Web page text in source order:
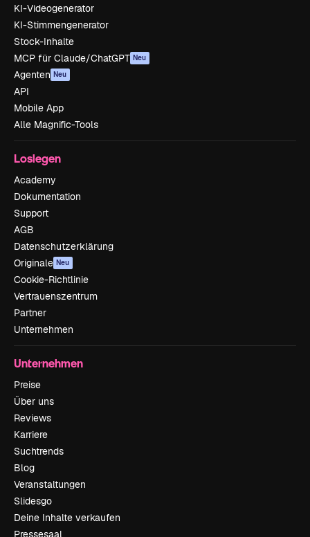
KI-Videogenerator
KI-Stimmengenerator
Stock-Inhalte
MCP für Claude/ChatGPT Neu
Agenten Neu
API
Mobile App
Alle Magnific-Tools
Loslegen
Academy
Dokumentation
Support
AGB
Datenschutzerklärung
Originale Neu
Cookie-Richtlinie
Vertrauenszentrum
Partner
Unternehmen
Unternehmen
Preise
Über uns
Reviews
Karriere
Suchtrends
Blog
Veranstaltungen
Slidesgo
Deine Inhalte verkaufen
Pressesaal